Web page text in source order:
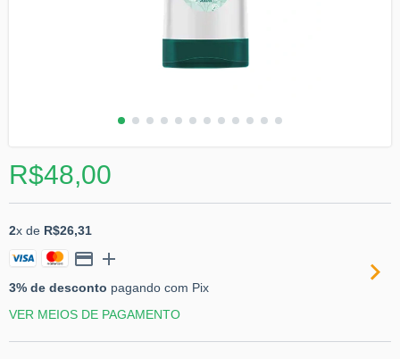
R$48,00
2x de R$26,31
3% de desconto pagando com Pix
VER MEIOS DE PAGAMENTO